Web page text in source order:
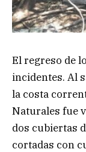
El regreso de
incidentes. Al
la costa
Naturales fue
dos cubiertas
cortadas con